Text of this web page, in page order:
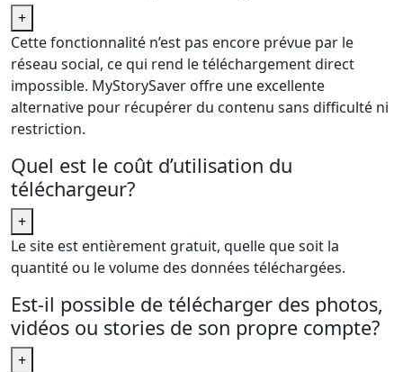
+
Cette fonctionnalité n’est pas encore prévue par le
réseau social, ce qui rend le téléchargement direct
impossible. MyStorySaver offre une excellente
alternative pour récupérer du contenu sans difficulté ni
restriction.
Quel est le coût d’utilisation du
téléchargeur?
+
Le site est entièrement gratuit, quelle que soit la
quantité ou le volume des données téléchargées.
Est-il possible de télécharger des photos,
vidéos ou stories de son propre compte?
+